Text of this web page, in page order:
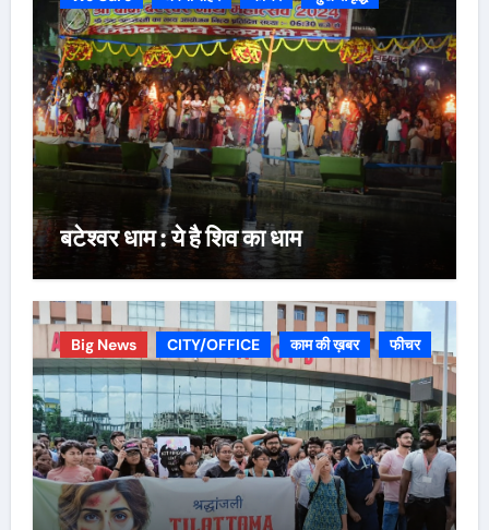
बटेश्वर धाम : ये है शिव का धाम
Big News CITY/OFFICE काम की ख़बर फीचर